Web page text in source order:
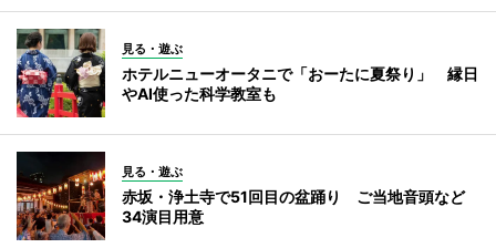
見る・遊ぶ
ホテルニューオータニで「おーたに夏祭り」 縁日
やAI使った科学教室も
見る・遊ぶ
赤坂・浄土寺で51回目の盆踊り ご当地音頭など
34演目用意